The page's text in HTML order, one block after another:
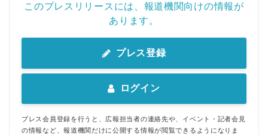
このプレスリリースには、報道機関向けの情報が
あります。
プレス登録
ログイン
プレス会員登録を行うと、広報担当者の連絡先や、イベント・記者会見
の情報など、報道機関だけに公開する情報が閲覧できるようになりま